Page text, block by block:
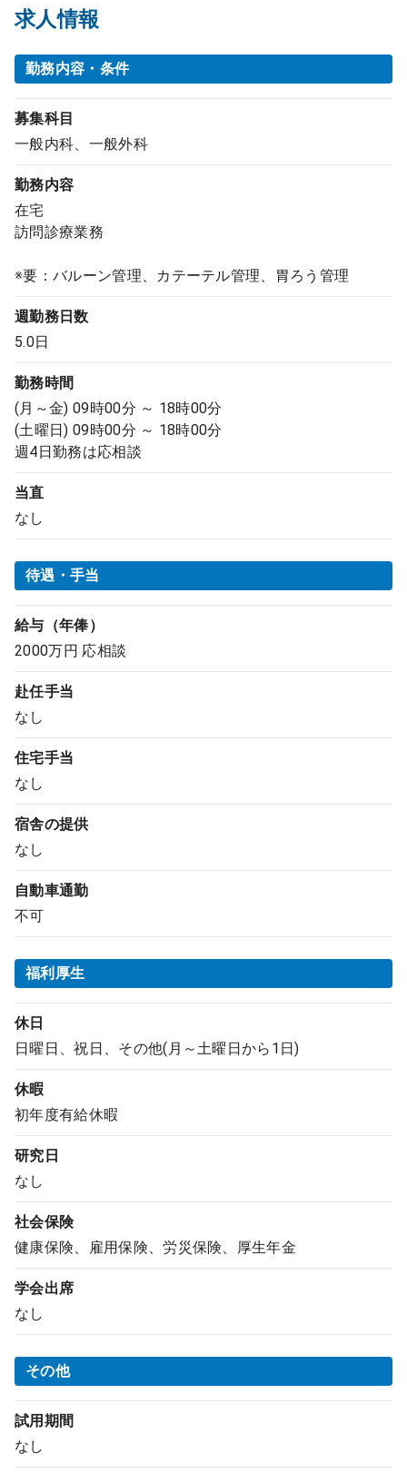
求人情報
勤務内容・条件
募集科目
一般内科、一般外科
勤務内容
在宅
訪問診療業務
※要：バルーン管理、カテーテル管理、胃ろう管理
週勤務日数
5.0日
勤務時間
(月～金) 09時00分 ～ 18時00分
(土曜日) 09時00分 ～ 18時00分
週4日勤務は応相談
当直
なし
待遇・手当
給与（年俸）
2000万円 応相談
赴任手当
なし
住宅手当
なし
宿舎の提供
なし
自動車通勤
不可
福利厚生
休日
日曜日、祝日、その他(月～土曜日から1日)
休暇
初年度有給休暇
研究日
なし
社会保険
健康保険、雇用保険、労災保険、厚生年金
学会出席
なし
その他
試用期間
なし